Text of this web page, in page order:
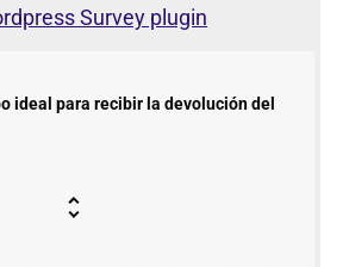
Survey plugin
ideal para recibir la devolución del